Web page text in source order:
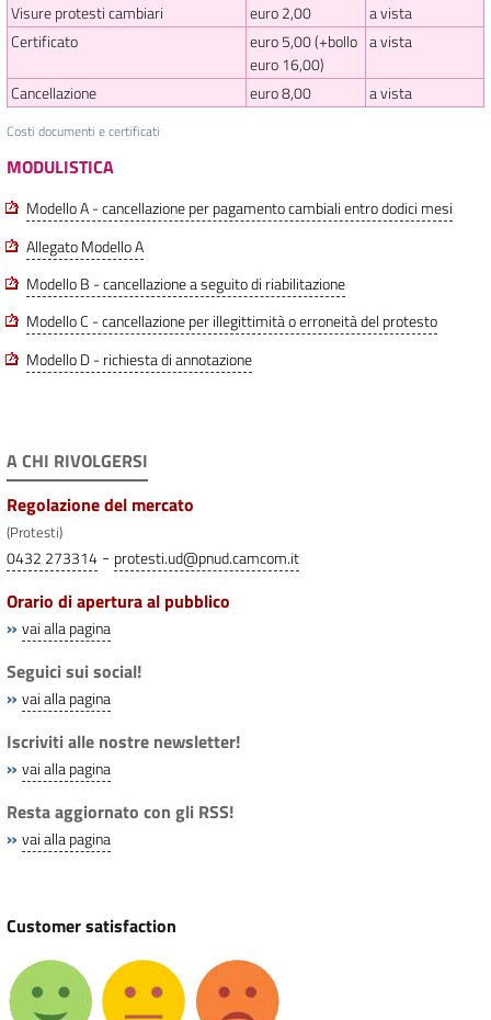
Costi documenti e certificati
Visure protesti cambiari euro 2,00
a vista
Certificato
euro 5,00 (+bollo
euro 16,00)
a vista
Cancellazione euro 8,00 a vista
MODULISTICA
Modello A - cancellazione per pagamento cambiali entro dodici mesi
Allegato Modello A
Modello B - cancellazione a seguito di riabilitazione
Modello C - cancellazione per illegittimità o erroneità del protesto
Modello D - richiesta di annotazione
A CHI RIVOLGERSI
Regolazione del mercato
(Protesti)
0432 273314 - protesti.ud@pnud.camcom.it
Orario di apertura al pubblico
» vai alla pagina
Seguici sui social!
» vai alla pagina
Iscriviti alle nostre newsletter!
» vai alla pagina
Resta aggiornato con gli RSS!
» vai alla pagina
Customer satisfaction